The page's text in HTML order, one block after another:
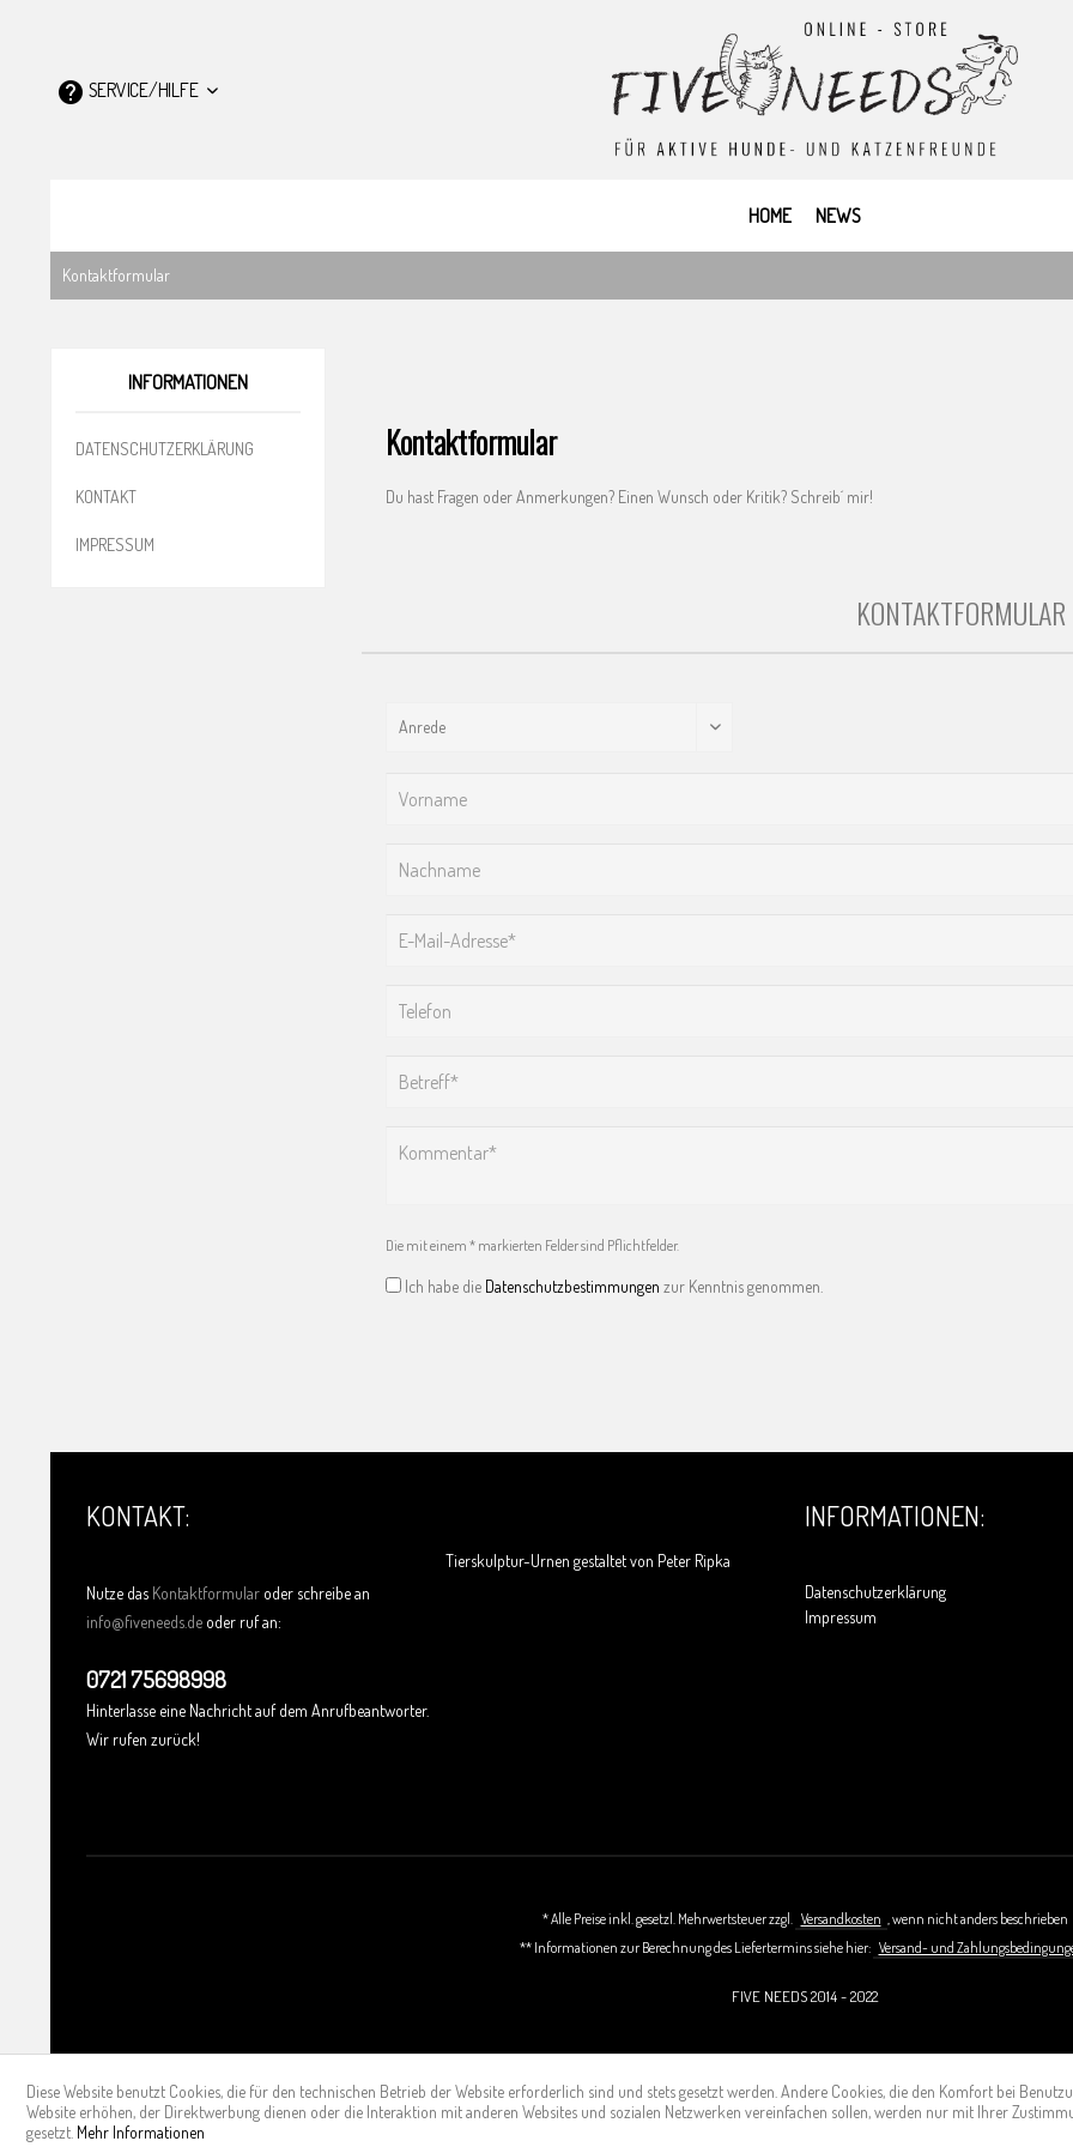
SERVICE/HILFE
HOME NEWS
Kontaktformular
INFORMATIONEN
DATENSCHUTZERKLÄRUNG
KONTAKT
IMPRESSUM
Kontaktformular
Du hast Fragen oder Anmerkungen? Einen Wunsch oder Kritik? Schreib´ mir!
KONTAKTFORMULAR
Die mit einem * markierten Felder sind Pflichtfelder.
Ich habe die Datenschutzbestimmungen zur Kenntnis genommen.
KONTAKT:
Nutze das Kontaktformular oder schreibe an
info@fiveneeds.de oder ruf an:
0721 75698998
Hinterlasse eine Nachricht auf dem Anrufbeantworter.
Wir rufen zurück!
Tierskulptur-Urnen gestaltet von Peter Ripka
INFORMATIONEN:
Datenschutzerklärung
Impressum
* Alle Preise inkl. gesetzl. Mehrwertsteuer zzgl. Versandkosten , wenn nicht anders beschrieben
** Informationen zur Berechnung des Liefertermins siehe hier: Versand- und
FIVE NEEDS 2014 - 2022
Diese Website benutzt Cookies, die für den technischen Betrieb der Website erforderlich sind und stets gesetzt werden. Andere Cookies, die den Komfort bei
Website erhöhen, der Direktwerbung dienen oder die Interaktion mit anderen Websites und sozialen Netzwerken vereinfachen sollen, werden nur mit Ihrer
gesetzt. Mehr Informationen